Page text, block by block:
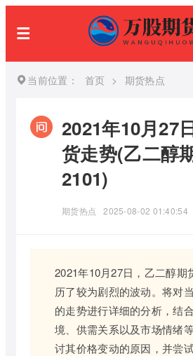
当前位置： 首页 > 期货热点
2021年10月27
货走势(乙二醇
2101)
期货热点 2025-08-02 01:40:54
2021年10月27日，乙二醇期
历了较为剧烈的波动。将对
的走势进行详细的分析，结
境、供需关系以及市场情绪
讨其价格变动的原因，并尝